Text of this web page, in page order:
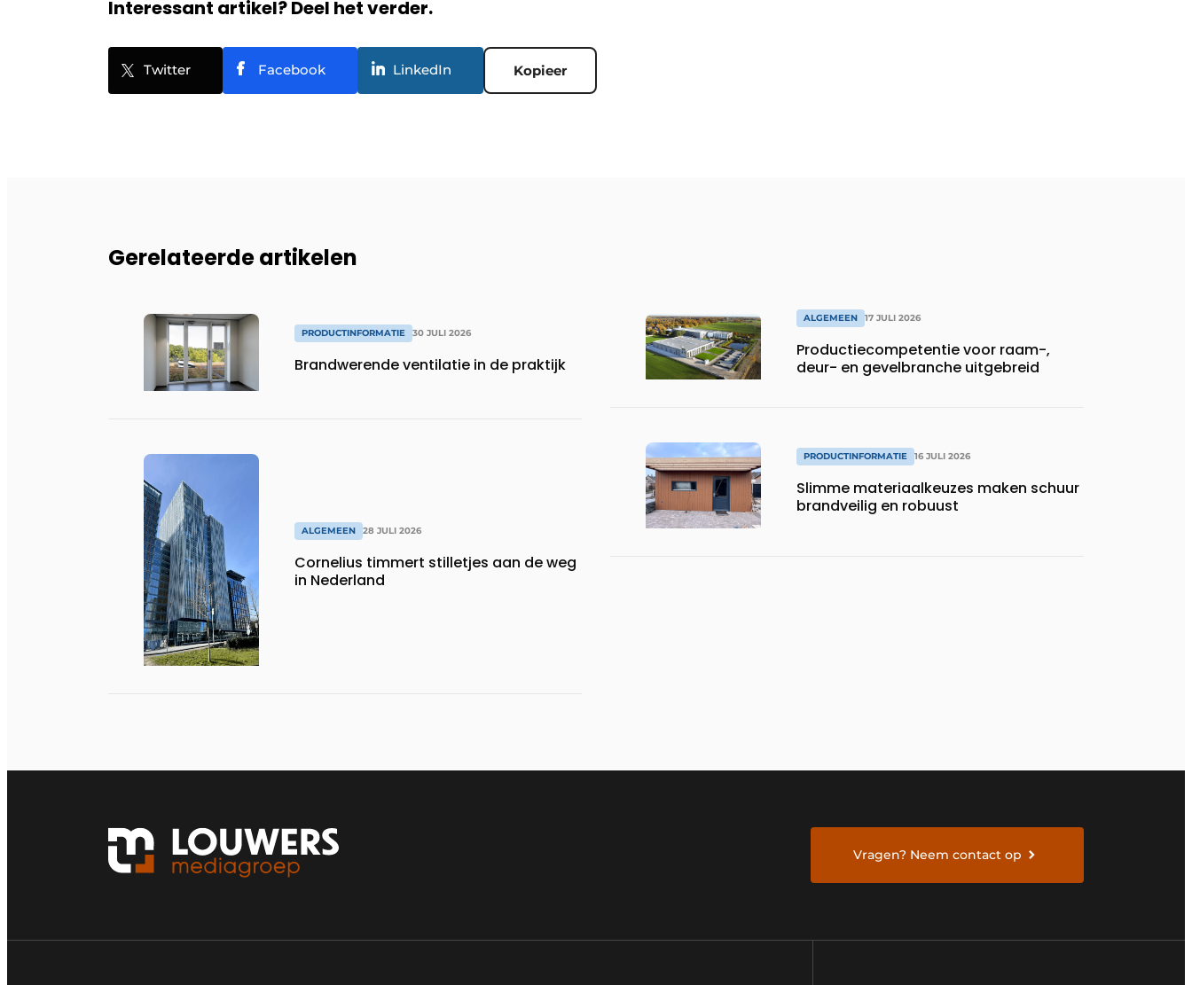
Interessant artikel? Deel het verder.
Twitter Facebook LinkedIn Kopieer
Gerelateerde artikelen
PRODUCTINFORMATIE 30 JULI 2026
Brandwerende ventilatie in de praktijk
ALGEMEEN 28 JULI 2026
Cornelius timmert stilletjes aan de weg
in Nederland
ALGEMEEN 17 JULI 2026
Productiecompetentie voor raam-,
deur- en gevelbranche uitgebreid
PRODUCTINFORMATIE 16 JULI 2026
Slimme materiaalkeuzes maken schuur
brandveilig en robuust
Vragen? Neem contact op